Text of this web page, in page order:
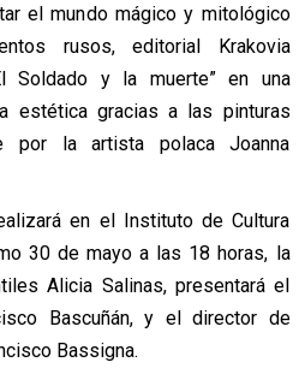
el mundo mágico y mitológico
rusos, editorial Krakovia
Soldado y la muerte” en una
estética gracias a las pinturas
por la artista polaca Joanna
en el Instituto de Cultura
30 de mayo a las 18 horas, la
Alicia Salinas, presentará el
Bascuñán, y el director de
Bassigna.